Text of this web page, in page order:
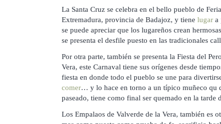
La Santa Cruz se celebra en el bello pueblo de
Extremadura, provincia de Badajoz, y tiene lugar a
se puede apreciar que los lugareños crean
se presenta el desfile puesto en las tradicionales
Por otra parte, también se presenta la Fiesta del
Vera, este Carnaval tiene sus orígenes desde
fiesta en donde todo el pueblo se une para
comer… y lo hace en torno a un típico muñeco qu
paseado, tiene como final ser quemado en la tarde
Los Empalaos de Valverde de la Vera, también es